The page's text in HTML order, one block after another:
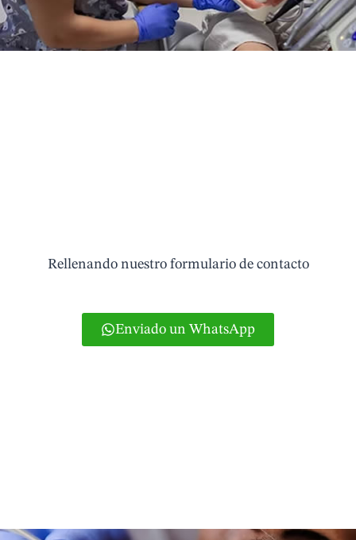
Rellenando nuestro formulario de contacto
Enviado un WhatsApp